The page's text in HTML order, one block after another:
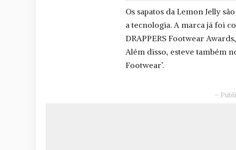
Os sapatos da Lemon Jelly
a tecnologia. A marca já foi
DRAPPERS Footwear
Além disso, esteve também
Footwear’.
–